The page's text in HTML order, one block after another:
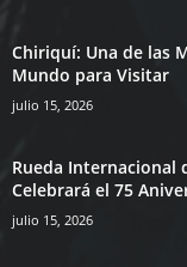
Chiriquí: Una de las
Mundo para Visitar
julio 15, 2026
Rueda Internacional
Celebrará el 75
julio 15, 2026